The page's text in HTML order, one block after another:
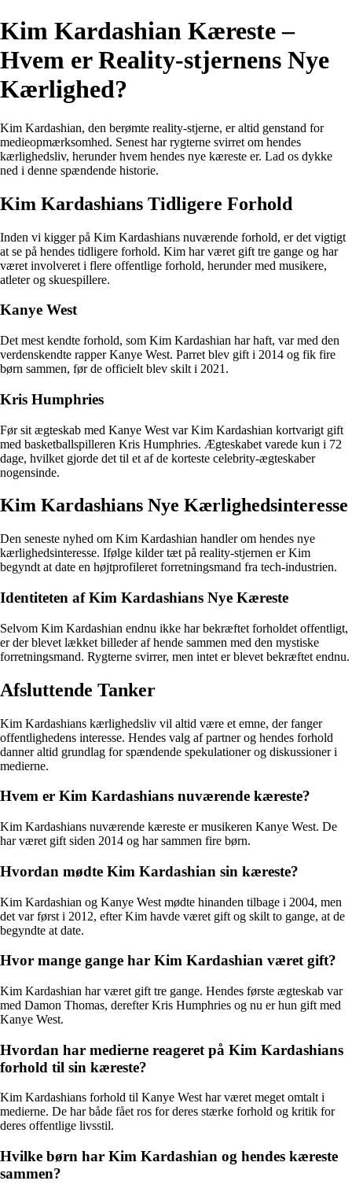
Kim Kardashian Kæreste –
Hvem er Reality-stjernens Nye
Kærlighed?
Kim Kardashian, den berømte reality-stjerne, er altid genstand for
medieopmærksomhed. Senest har rygterne svirret om hendes
kærlighedsliv, herunder hvem hendes nye kæreste er. Lad os dykke
ned i denne spændende historie.
Kim Kardashians Tidligere Forhold
Inden vi kigger på Kim Kardashians nuværende forhold, er det vigtigt
at se på hendes tidligere forhold. Kim har været gift tre gange og har
været involveret i flere offentlige forhold, herunder med musikere,
atleter og skuespillere.
Kanye West
Det mest kendte forhold, som Kim Kardashian har haft, var med den
verdenskendte rapper Kanye West. Parret blev gift i 2014 og fik fire
børn sammen, før de officielt blev skilt i 2021.
Kris Humphries
Før sit ægteskab med Kanye West var Kim Kardashian kortvarigt gift
med basketballspilleren Kris Humphries. Ægteskabet varede kun i 72
dage, hvilket gjorde det til et af de korteste celebrity-ægteskaber
nogensinde.
Kim Kardashians Nye Kærlighedsinteresse
Den seneste nyhed om Kim Kardashian handler om hendes nye
kærlighedsinteresse. Ifølge kilder tæt på reality-stjernen er Kim
begyndt at date en højtprofileret forretningsmand fra tech-industrien.
Identiteten af ​​Kim Kardashians Nye Kæreste
Selvom Kim Kardashian endnu ikke har bekræftet forholdet offentligt,
er der blevet lækket billeder af hende sammen med den mystiske
forretningsmand. Rygterne svirrer, men intet er blevet bekræftet endnu.
Afsluttende Tanker
Kim Kardashians kærlighedsliv vil altid være et emne, der fanger
offentlighedens interesse. Hendes valg af partner og hendes forhold
danner altid grundlag for spændende spekulationer og diskussioner i
medierne.
Hvem er Kim Kardashians nuværende kæreste?
Kim Kardashians nuværende kæreste er musikeren Kanye West. De
har været gift siden 2014 og har sammen fire børn.
Hvordan mødte Kim Kardashian sin kæreste?
Kim Kardashian og Kanye West mødte hinanden tilbage i 2004, men
det var først i 2012, efter Kim havde været gift og skilt to gange, at de
begyndte at date.
Hvor mange gange har Kim Kardashian været gift?
Kim Kardashian har været gift tre gange. Hendes første ægteskab var
med Damon Thomas, derefter Kris Humphries og nu er hun gift med
Kanye West.
Hvordan har medierne reageret på Kim Kardashians
forhold til sin kæreste?
Kim Kardashians forhold til Kanye West har været meget omtalt i
medierne. De har både fået ros for deres stærke forhold og kritik for
deres offentlige livsstil.
Hvilke børn har Kim Kardashian og hendes kæreste
sammen?